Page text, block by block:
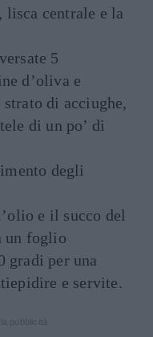
centrale e la
5
d’oliva e
di acciughe,
di un po’ di
degli
e il succo del
un foglio
gradi per una
e servite.